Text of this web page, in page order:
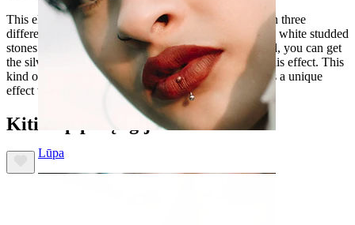
Lūpa
This elegant and detailed design jewelry is available in three
different colors. Choose from silver or gold, both with white studded
stones. But if you're looking for a more delicate model, you can get
the silver model featuring stones with an aurora borealis effect. This
kind of stone reflects light in rainbow colors. It creates a unique
effect when the ear cuff moves.
Kiti taip pat įsigijo